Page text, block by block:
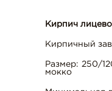
Кирпич
Кирпичный
Размер: 250/
мокко